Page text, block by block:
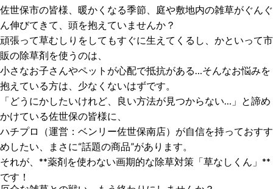
佐世保市の皆様、暖かくなる季節、庭や敷地内の雑草がぐんぐ
ん伸びてきて、頭を抱えていませんか？
頑張って草むしりをしてもすぐに生えてくるし、かといって市
販の除草剤を使うのは、
小さなお子さんやペットが心配で抵抗がある…そんなお悩みを
抱えている方は、少なくないはずです。
「どうにかしたいけれど、良い方法が見つからない…」と諦め
かけている佐世保の皆様に、
ハチプロ（運営：ベンリー佐世保南店）が自信を持っておすす
めしたい、まさに“話題の商品”があります。
それが、**薬剤を使わない画期的な除草対策「草なしくん」**
です！